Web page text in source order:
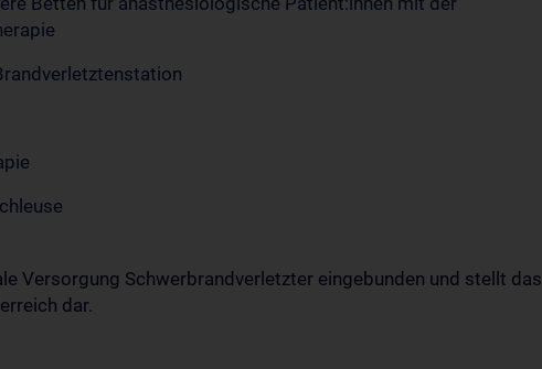
Versorgung Schwerbrandverletzter eingebunden und stellt das
dar.